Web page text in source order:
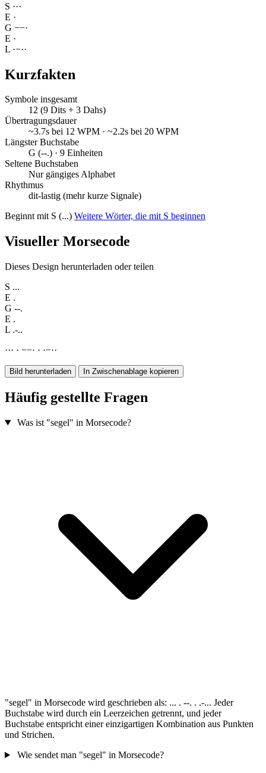
S ···
E ·
G −−·
E ·
L ·−··
Kurzfakten
Symbole insgesamt
12 (9 Dits + 3 Dahs)
Übertragungsdauer
~3.7s bei 12 WPM · ~2.2s bei 20 WPM
Längster Buchstabe
G (--.) · 9 Einheiten
Seltene Buchstaben
Nur gängiges Alphabet
Rhythmus
dit-lastig (mehr kurze Signale)
Beginnt mit S (...) Weitere Wörter, die mit S beginnen
Visueller Morsecode
Dieses Design herunterladen oder teilen
S ...
E .
G --.
E .
L .-..
··· · −−· · ·−··
Bild herunterladen In Zwischenablage kopieren
Häufig gestellte Fragen
Was ist "segel" in Morsecode?
"segel" in Morsecode wird geschrieben als: ... . --. . .-... Jeder
Buchstabe wird durch ein Leerzeichen getrennt, und jeder
Buchstabe entspricht einer einzigartigen Kombination aus Punkten
und Strichen.
Wie sendet man "segel" in Morsecode?